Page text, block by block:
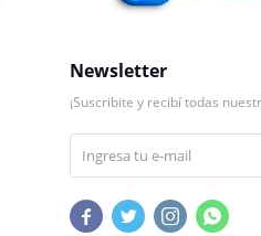
Newsletter
¡Suscribite y recibí todas
   